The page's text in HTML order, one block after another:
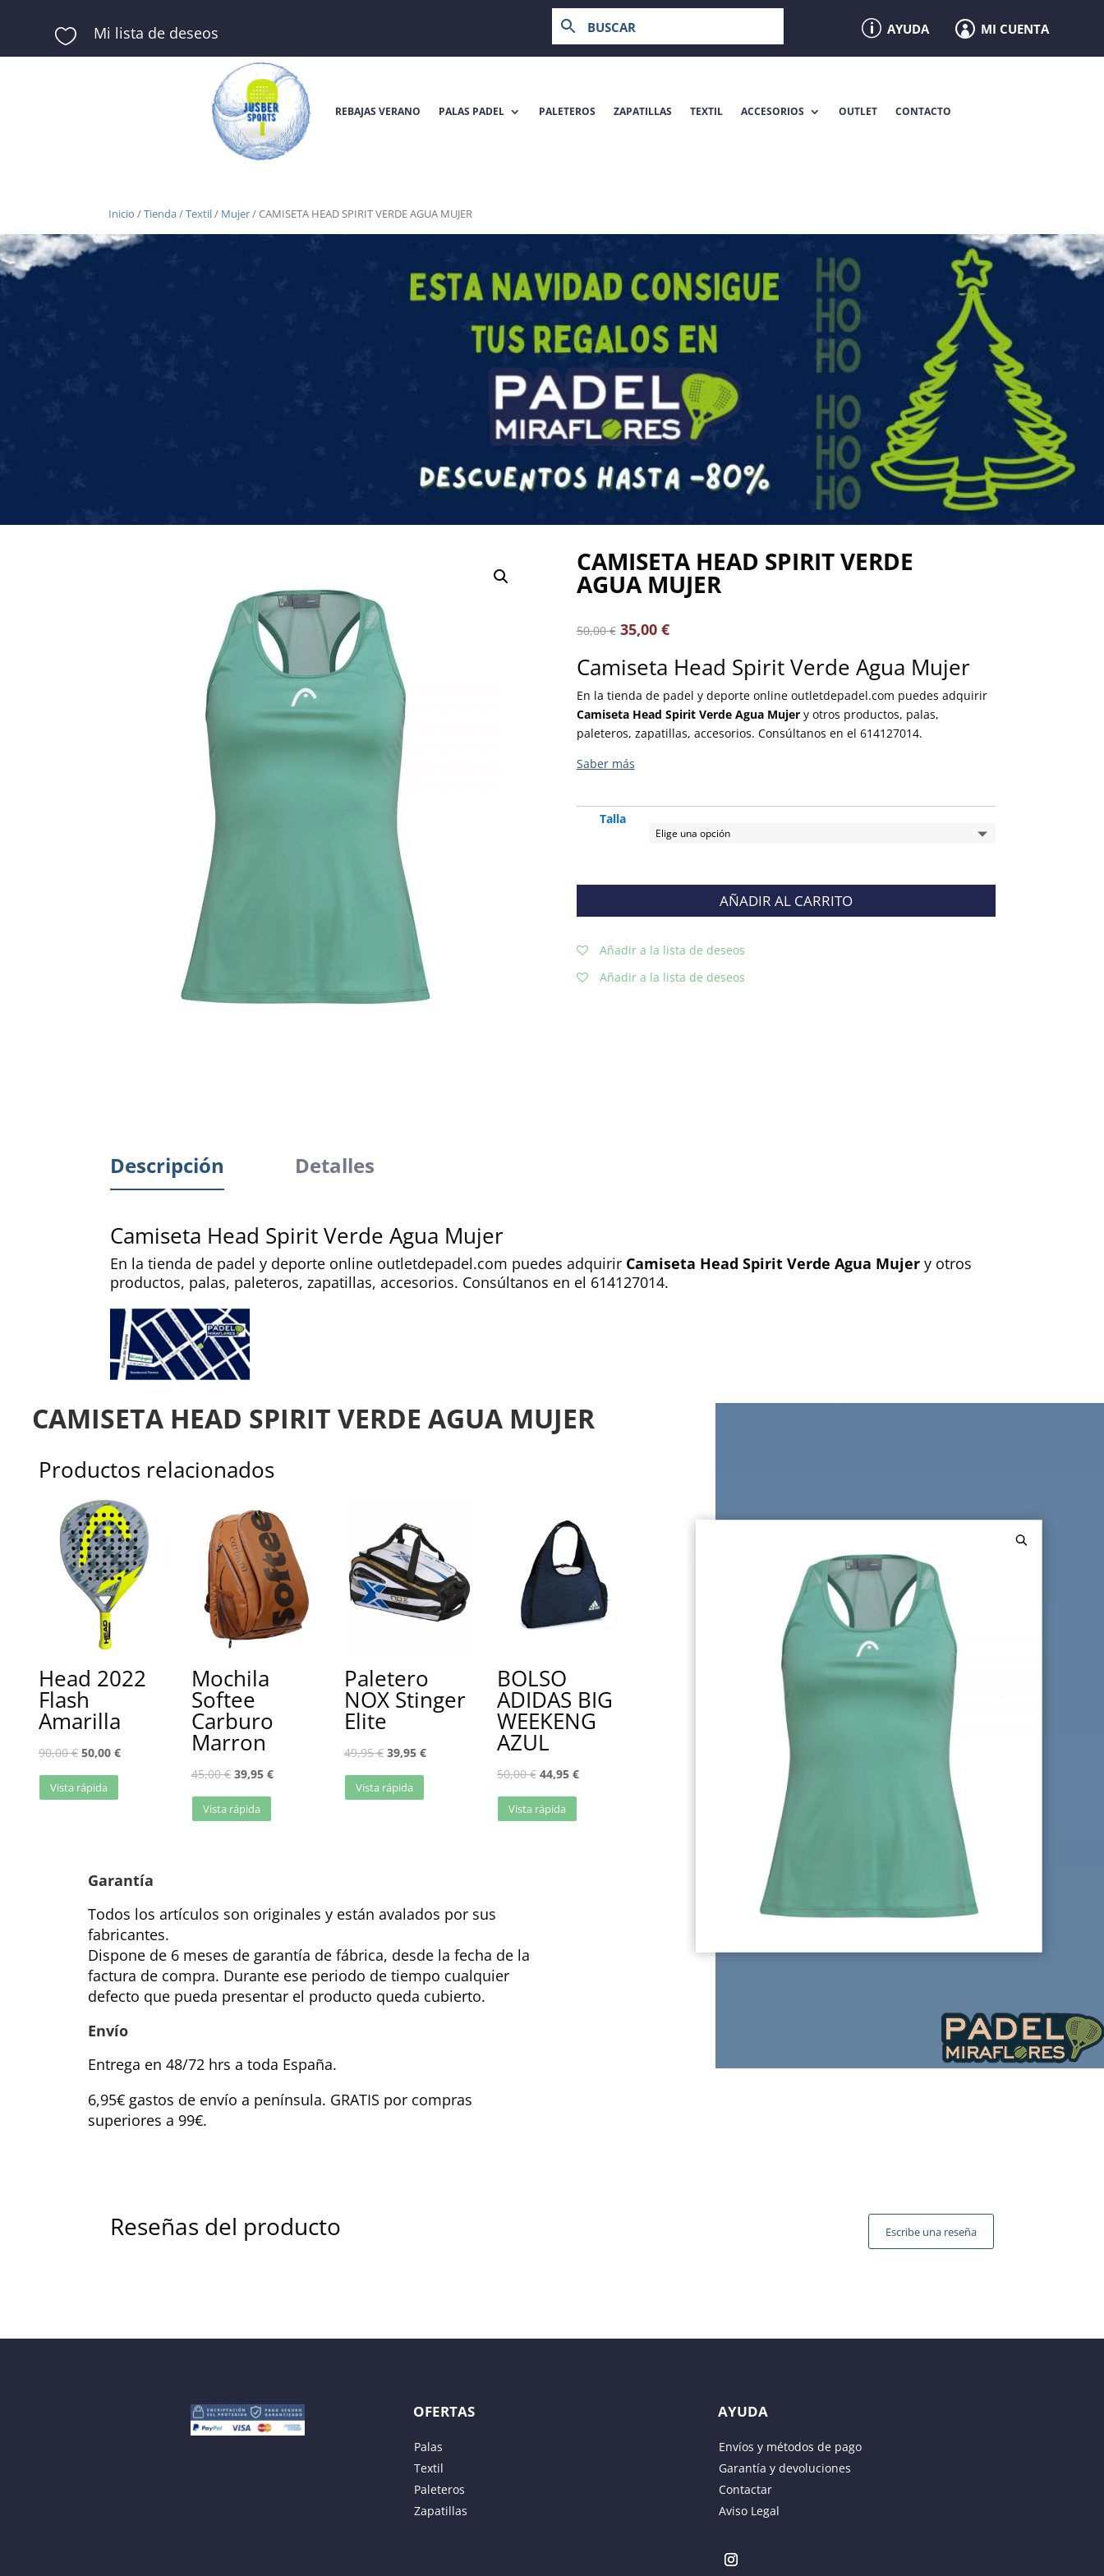
 Mi lista de deseos p AYUDA  MI CUENTA
REBAJAS VERANO PALAS PADEL PALETEROS ZAPATILLAS TEXTIL ACCESORIOS OUTLET CONTACTO
Inicio /Tienda/Textil/ Mujer/ CAMISETA HEAD SPIRIT VERDE AGUA MUJER
CAMISETA HEAD SPIRIT VERDE
AGUA MUJER
50,00€ 35,00 €
Camiseta Head Spirit Verde Agua Mujer
En la tienda de padel y deporte online outletdepadel.com puedes adquirir
Camiseta Head Spirit Verde Agua Mujery otros productos, palas,
paleteros, zapatillas, accesorios. Consúltanos en el 614127014.
Talla
AÑADIR AL CARRITO
Añadir a la lista de deseos
Añadir a la lista de deseos
Descripción Detalles
Camiseta Head Spirit Verde Agua Mujer
En la tienda de padel y deporte online outletdepadel.com puedes adquirir Camiseta Head Spirit Verde Agua Mujer y otros
productos, palas, paleteros, zapatillas, accesorios. Consúltanos en el 614127014.
CAMISETA HEAD SPIRIT VERDE AGUA MUJER
Productos relacionados
Head 2022
Flash
Amarilla
90,00€ 50,00 €
Vista rápida
Mochila
Softee
Carburo
Marron
45,00€ 39,95 €
Vista rápida
Paletero
NOX Stinger
Elite
49,95€ 39,95 €
Vista rápida
BOLSO
ADIDAS BIG
WEEKENG
AZUL
50,00€ 44,95 €
Vista rápida
Garantía
Todos los artículos son originales y están avalados por sus
fabricantes.
Dispone de 6 meses de garantía de fábrica, desde la fecha de la
factura de compra. Durante ese periodo de tiempo cualquier
defecto que pueda presentar el producto queda cubierto.
Envío
Entrega en 48/72 hrs a toda España.
6,95€ gastos de envío a península. GRATIS por compras
superiores a 99€.
Reseñas del producto Escribe una reseña
OFERTAS
Palas
Textil
Paleteros
Zapatillas
AYUDA
Envíos y métodos de pago
Garantía y devoluciones
Contactar
Aviso Legal